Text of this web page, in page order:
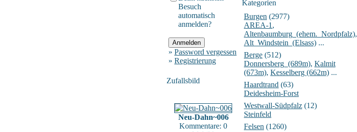
Besuch
automatisch
anmelden?
» Password vergessen
» Registrierung
Zufallsbild
Neu-Dahn~006
Kommentare: 0
Kategorien
Burgen (2977)
AREA-1 ,
Altenbaumburg_(ehem._Nordpfalz),
Alt_Windstein_(Elsass) ...
Berge (512)
Donnersberg_(689m), Kalmit
(673m), Kesselberg (662m) ...
Haardtrand (63)
Deidesheim-Forst
Westwall-Südpfalz (12)
Steinfeld
Felsen (1260)